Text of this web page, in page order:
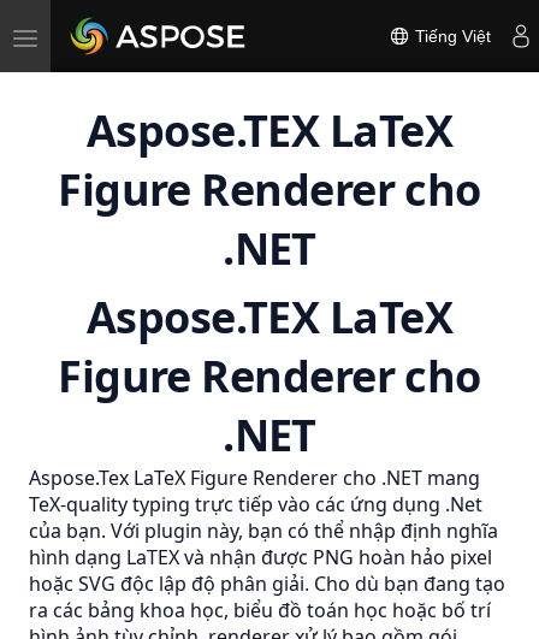
Toggle
navigation
Tiếng Việt
Aspose.TEX LaTeX
Figure Renderer cho
.NET
Aspose.TEX LaTeX
Figure Renderer cho
.NET
Aspose.Tex LaTeX Figure Renderer cho .NET mang
TeX-quality typing trực tiếp vào các ứng dụng .Net
của bạn. Với plugin này, bạn có thể nhập định nghĩa
hình dạng LaTEX và nhận được PNG hoàn hảo pixel
hoặc SVG độc lập độ phân giải. Cho dù bạn đang tạo
ra các bảng khoa học, biểu đồ toán học hoặc bố trí